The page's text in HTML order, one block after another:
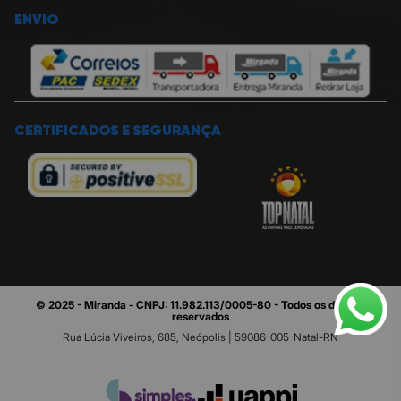
ENVIO
CERTIFICADOS E SEGURANÇA
© 2025 - Miranda - CNPJ: 11.982.113/0005-80 - Todos os direitos
reservados
Rua Lúcia Viveiros, 685, Neópolis | 59086-005-Natal-RN